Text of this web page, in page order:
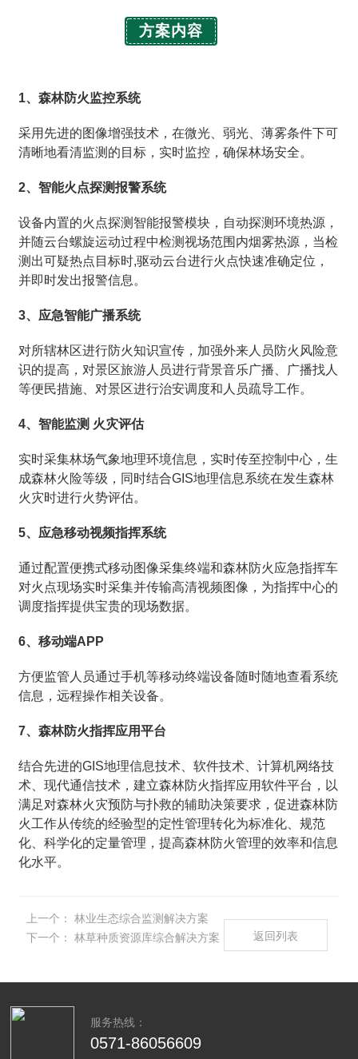
方案内容
1、森林防火监控系统
采用先进的图像增强技术，在微光、弱光、薄雾条件下可
清晰地看清监测的目标，实时监控，确保林场安全。
2、智能火点探测报警系统
设备内置的火点探测智能报警模块，自动探测环境热源，
并随云台螺旋运动过程中检测视场范围内烟雾热源，当检
测出可疑热点目标时,驱动云台进行火点快速准确定位，
并即时发出报警信息。
3、应急智能广播系统
对所辖林区进行防火知识宣传，加强外来人员防火风险意
识的提高，对景区旅游人员进行背景音乐广播、广播找人
等便民措施、对景区进行治安调度和人员疏导工作。
4、智能监测 火灾评估
实时采集林场气象地理环境信息，实时传至控制中心，生
成森林火险等级，同时结合GIS地理信息系统在发生森林
火灾时进行火势评估。
5、应急移动视频指挥系统
通过配置便携式移动图像采集终端和森林防火应急指挥车
对火点现场实时采集并传输高清视频图像，为指挥中心的
调度指挥提供宝贵的现场数据。
6、移动端APP
方便监管人员通过手机等移动终端设备随时随地查看系统
信息，远程操作相关设备。
7、森林防火指挥应用平台
结合先进的GIS地理信息技术、软件技术、计算机网络技
术、现代通信技术，建立森林防火指挥应用软件平台，以
满足对森林火灾预防与扑救的辅助决策要求，促进森林防
火工作从传统的经验型的定性管理转化为标准化、规范
化、科学化的定量管理，提高森林防火管理的效率和信息
化水平。
上一个：
林业生态综合监测解决方案
下一个：
林草种质资源库综合解决方案 返回列表
服务热线：
0571-86056609